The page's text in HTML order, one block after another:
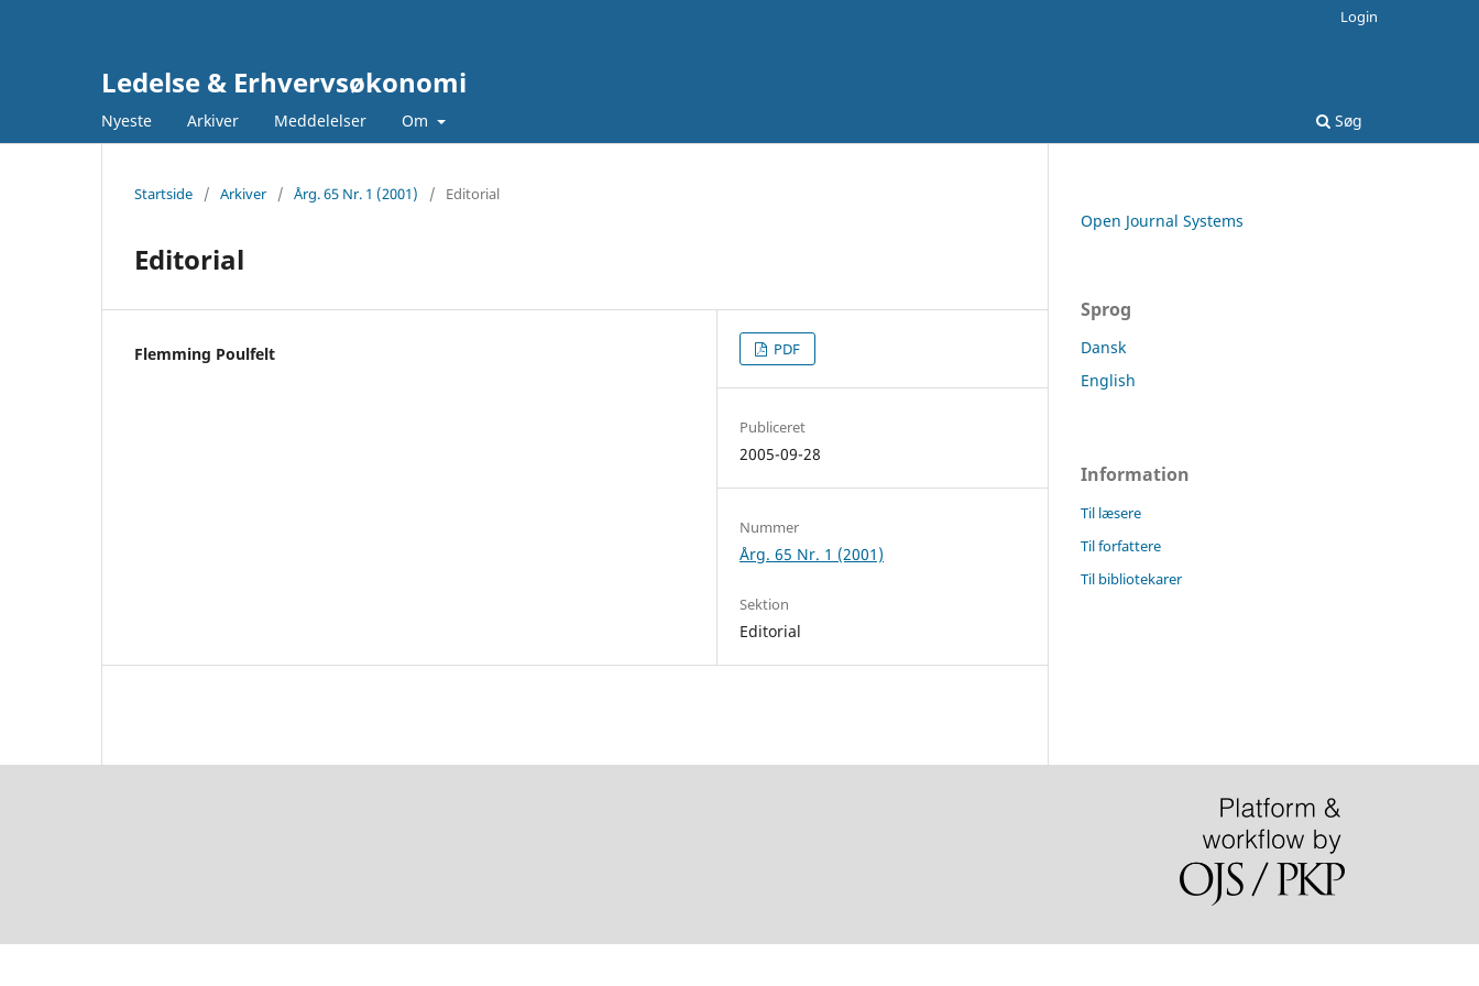
Ledelse & Erhvervsøkonomi
Nyeste Arkiver Meddelelser Om Søg
Login
Startside / Arkiver / Årg. 65 Nr. 1 (2001) / Editorial
Editorial
Flemming Poulfelt PDF
Publiceret
2005-09-28
Nummer
Årg. 65 Nr. 1 (2001)
Sektion
Editorial
Open Journal Systems
Sprog
Dansk
English
Information
Til læsere
Til forfattere
Til bibliotekarer